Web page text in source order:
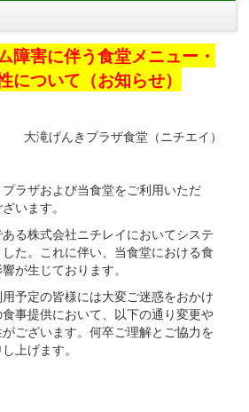
障害に伴う食堂メニュー・
について（お知らせ）
大滝げんきプラザ食堂（ニチエイ）
ラザおよび当食堂をご利用いただ
います。
る株式会社ニチレイにおいてシステ
た。これに伴い、当食堂における食
が生じております。
予定の皆様には大変ご迷惑をおかけ
事提供において、以下の通り変更や
ございます。何卒ご理解とご協力を
上げます。